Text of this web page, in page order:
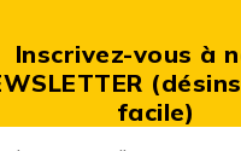
Inscrivez-vous à
facile)